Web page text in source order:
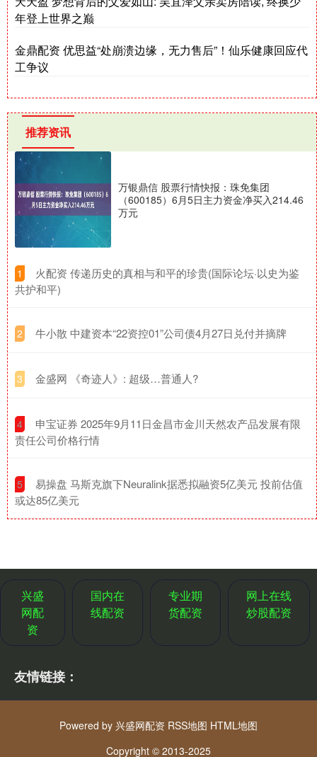
年登上世界之巅
金鼎配资 优思益“处崩溃边缘，无力售后”！仙乐健康回应代
工争议
推荐资讯
万银鼎信 股票行情快报：珠免集团
（600185）6月5日主力资金净买入214.46
万元
1
​火配资 传递历史的真相与和平的珍贵(国际论坛·以史为鉴
共护和平)
2 ​牛小散 中建资本“22资控01”公司债4月27日兑付并摘牌
3 ​金盛网 《奇迹人》: 超级…普通人?
4
​申宝证券 2025年9月11日金昌市金川天然农产品发展有限
责任公司价格行情
5
​易操盘 马斯克旗下Neuralink据悉拟融资5亿美元 投前估值
或达85亿美元
兴盛
网配
资
国内在
线配资
专业期
货配资
网上在线
炒股配资
友情链接：
Powered by 兴盛网配资 RSS地图 HTML地图
Copyright © 2013-2025